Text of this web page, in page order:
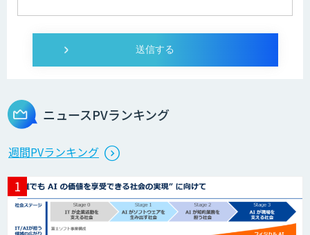
ログミーツ powered by GPT-4
生成AI活用 1day ブートキャンプ
データ分析エージェント
ニュースPVランキング
週間PVランキング